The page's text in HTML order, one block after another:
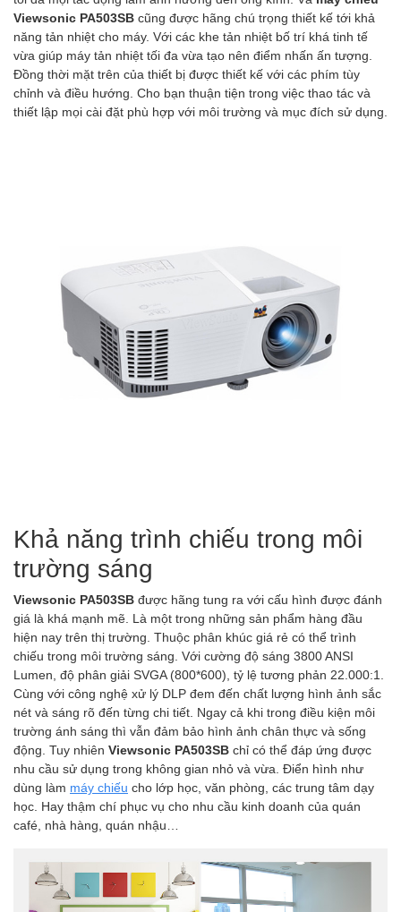
Viewsonic PA503SB cũng được hãng chú trọng thiết kế tới khả
năng tản nhiệt cho máy. Với các khe tản nhiệt bố trí khá tinh tế
vừa giúp máy tản nhiệt tối đa vừa tạo nên điểm nhấn ấn tượng.
Đồng thời mặt trên của thiết bị được thiết kế với các phím tùy
chỉnh và điều hướng. Cho bạn thuận tiện trong việc thao tác và
thiết lập mọi cài đặt phù hợp với môi trường và mục đích sử dụng.
Khả năng trình chiếu trong môi
trường sáng
Viewsonic PA503SB được hãng tung ra với cấu hình được đánh
giá là khá mạnh mẽ. Là một trong những sản phẩm hàng đầu
hiện nay trên thị trường. Thuộc phân khúc giá rẻ có thể trình
chiếu trong môi trường sáng. Với cường độ sáng 3800 ANSI
Lumen, độ phân giải SVGA (800*600), tỷ lệ tương phản 22.000:1.
Cùng với công nghệ xử lý DLP đem đến chất lượng hình ảnh sắc
nét và sáng rõ đến từng chi tiết. Ngay cả khi trong điều kiện môi
trường ánh sáng thì vẫn đảm bảo hình ảnh chân thực và sống
động. Tuy nhiên Viewsonic PA503SB chỉ có thể đáp ứng được
nhu cầu sử dụng trong không gian nhỏ và vừa. Điển hình như
dùng làm máy chiếu cho lớp học, văn phòng, các trung tâm dạy
học. Hay thậm chí phục vụ cho nhu cầu kinh doanh của quán
café, nhà hàng, quán nhậu…